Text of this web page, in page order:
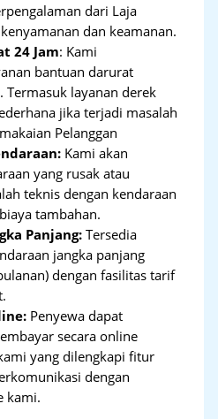
dari Laja
dan keamanan.
24 Jam: Kami
bantuan darurat
Termasuk layanan derek
jika terjadi masalah
Pelanggan
Kami akan
yang rusak atau
teknis dengan kendaraan
tambahan.
Panjang:Tersedia
jangka panjang
dengan fasilitas tarif
Penyewa dapat
secara online
yang dilengkapi fitur
dengan
kami.